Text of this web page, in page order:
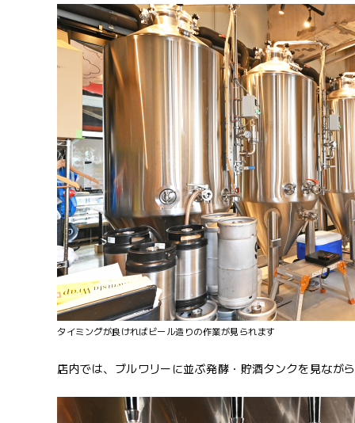
タイミングが良ければビール造りの作業が見られます
店内では、ブルワリーに並ぶ発酵・貯酒タンクを見なが